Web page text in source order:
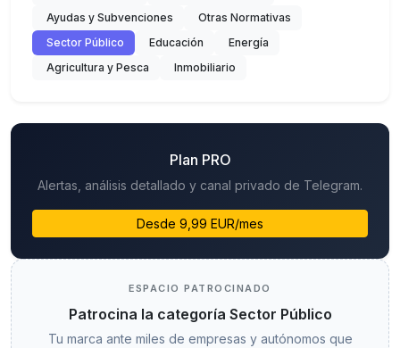
Ayudas y Subvenciones
Otras Normativas
Sector Público
Educación
Energía
Agricultura y Pesca
Inmobiliario
Plan PRO
Alertas, análisis detallado y canal privado de Telegram.
Desde 9,99 EUR/mes
ESPACIO PATROCINADO
Patrocina la categoría Sector Público
Tu marca ante miles de empresas y autónomos que